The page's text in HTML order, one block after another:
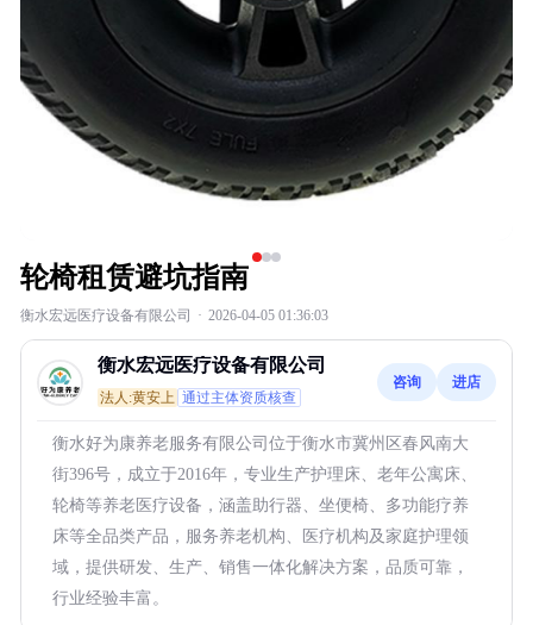
轮椅租赁避坑指南
衡水宏远医疗设备有限公司 · 2026-04-05 01:36:03
衡水宏远医疗设备有限公司
法人:黄安上 通过主体资质核查
咨询 进店
衡水好为康养老服务有限公司位于衡水市冀州区春风南大
街396号，成立于2016年，专业生产护理床、老年公寓床、
轮椅等养老医疗设备，涵盖助行器、坐便椅、多功能疗养
床等全品类产品，服务养老机构、医疗机构及家庭护理领
域，提供研发、生产、销售一体化解决方案，品质可靠，
行业经验丰富。